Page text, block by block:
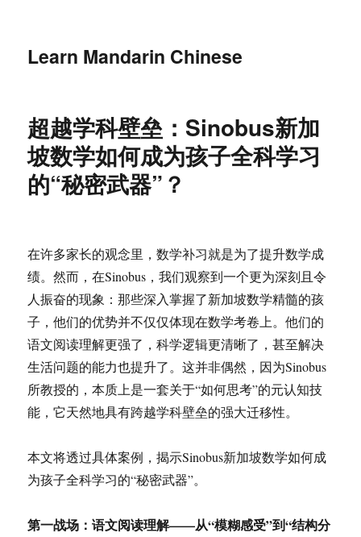
Learn Mandarin Chinese
超越学科壁垒：Sinobus新加
坡数学如何成为孩子全科学习
的“秘密武器”？
在许多家长的观念里，数学补习就是为了提升数学成
绩。然而，在Sinobus，我们观察到一个更为深刻且令
人振奋的现象：那些深入掌握了新加坡数学精髓的孩
子，他们的优势并不仅仅体现在数学考卷上。他们的
语文阅读理解更强了，科学逻辑更清晰了，甚至解决
生活问题的能力也提升了。这并非偶然，因为Sinobus
所教授的，本质上是一套关于“如何思考”的元认知技
能，它天然地具有跨越学科壁垒的强大迁移性。
本文将透过具体案例，揭示Sinobus新加坡数学如何成
为孩子全科学习的“秘密武器”。
第一战场：语文阅读理解——从“模糊感受”到“结构分